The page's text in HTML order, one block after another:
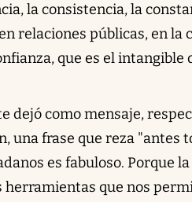
la consistencia, la
relaciones públicas, en la
que es el intangible
dejó como mensaje,
una frase que reza "antes
es fabuloso. Porque
herramientas que nos